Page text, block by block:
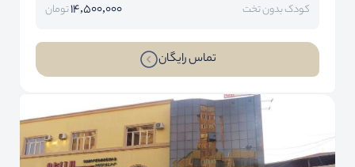
کودک بدون تخت 14,500,000تومان
تماس رایگان